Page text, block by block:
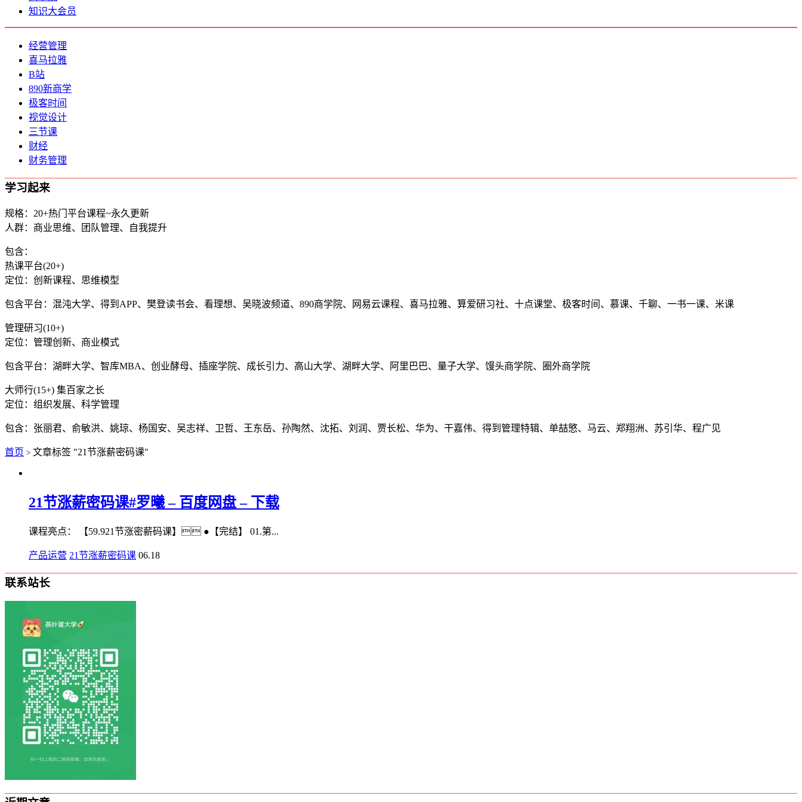
知识大会员
经营管理
喜马拉雅
B站
890新商学
极客时间
视觉设计
三节课
财经
财务管理
学习起来
规格：20+热门平台课程~永久更新
人群：商业思维、团队管理、自我提升
包含：
热课平台(20+)
定位：创新课程、思维模型
包含平台：混沌大学、得到APP、樊登读书会、看理想、吴晓波频道、890商学院、网易云课程、喜马拉雅、算爱研习社、十点课堂、极客时间、慕课、千聊、一书一课、米课
管理研习(10+)
定位：管理创新、商业模式
包含平台：湖畔大学、智库MBA、创业酵母、插座学院、成长引力、高山大学、湖畔大学、阿里巴巴、量子大学、馒头商学院、圈外商学院
大师行(15+) 集百家之长
定位：组织发展、科学管理
包含：张丽君、俞敏洪、姚琼、杨国安、吴志祥、卫哲、王东岳、孙陶然、沈拓、刘润、贾长松、华为、干嘉伟、得到管理特辑、单喆慜、马云、郑翔洲、苏引华、程广见
首页 > 文章标签 "21节涨薪密码课"
21节涨薪密码课#罗曦 – 百度网盘 – 下载
课程亮点： 【59.921节涨密薪‬码课】͏ ​͏ ●【完结】 01.第...
产品运营 21节涨薪密码课 06.18
联系站长